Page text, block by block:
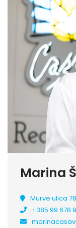
Marina
Murve ulica
+385 99 678